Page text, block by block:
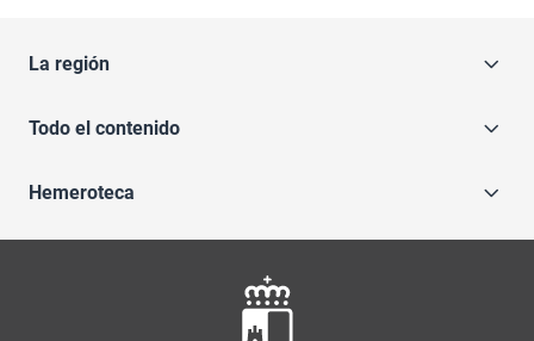
La región
Todo el contenido
Hemeroteca